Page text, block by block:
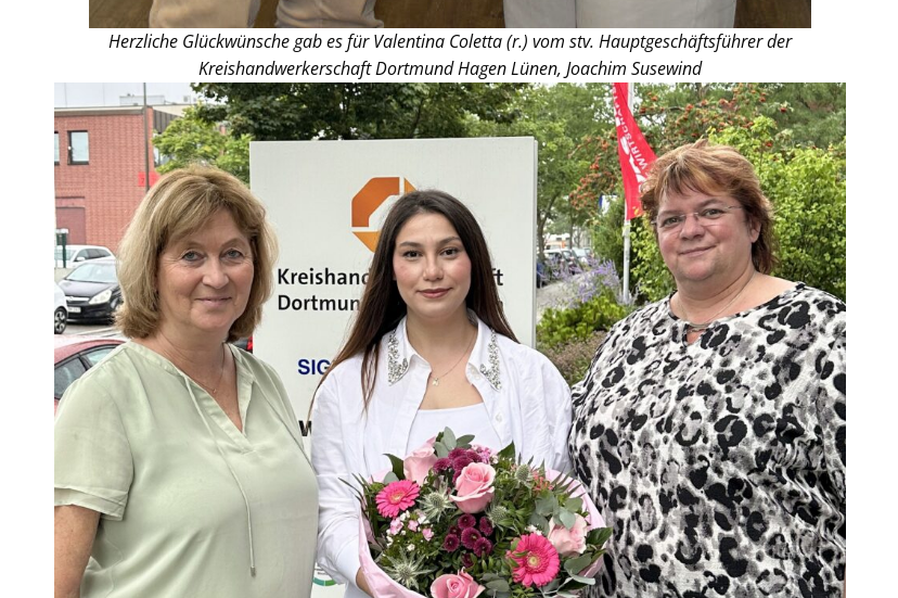
Herzliche Glückwünsche gab es für Valentina Coletta (r.) vom stv. Hauptgeschäftsführer der
Kreishandwerkerschaft Dortmund Hagen Lünen, Joachim Susewind